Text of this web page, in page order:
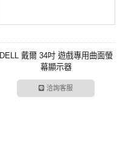
DELL 戴爾 34吋 遊戲專用曲面螢
幕顯示器
洽詢客服